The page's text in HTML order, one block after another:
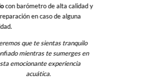
con barómetro de alta calidad y
en caso de alguna
que te sientas tranquilo
mientras te sumerges en
emocionante experiencia
acuática.